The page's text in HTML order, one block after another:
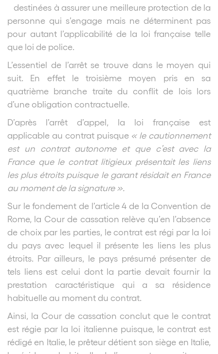
destinées à assurer une meilleure protection de la
personne qui s’engage mais ne déterminent pas
pour autant l’applicabilité de la loi française telle
que loi de police.
L’essentiel de l’arrêt se trouve dans le moyen qui
suit. En effet le troisième moyen pris en sa
quatrième branche traite du conflit de lois lors
d’une obligation contractuelle.
D’après l’arrêt d’appel, la loi française est
applicable au contrat puisque « le cautionnement
est un contrat autonome et que c’est avec la
France que le contrat litigieux présentait les liens
les plus étroits puisque le garant résidait en France
au moment de la signature ».
Sur le fondement de l’article 4 de la Convention de
Rome, la Cour de cassation relève qu’en l’absence
de choix par les parties, le contrat est régi par la loi
du pays avec lequel il présente les liens les plus
étroits. Par ailleurs, le pays présumé présenter de
tels liens est celui dont la partie devait fournir la
prestation caractéristique qui a sa résidence
habituelle au moment du contrat.
Ainsi, la Cour de cassation conclut que le contrat
est régie par la loi italienne puisque, le contrat est
rédigé en Italie, le prêteur détient son siège en Italie,